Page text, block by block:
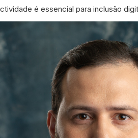
é essencial para inclusão